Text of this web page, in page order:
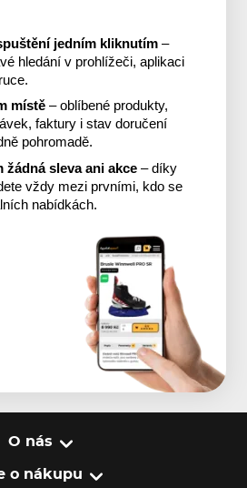
jedním kliknutím –
hledání v prohlížeči, aplikaci
místě – oblíbené produkty,
faktury i stav doručení
pohromadě.
žádná sleva ani akce – díky
vždy mezi prvními, kdo se
nabídkách.
O nás
o nákupu